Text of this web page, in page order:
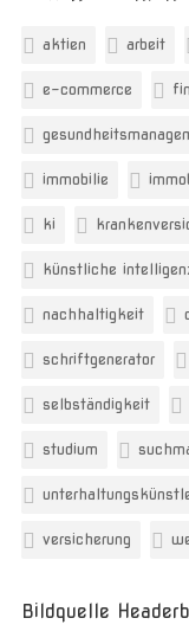
aktien arbeit
e-commerce
immobilie
ki
künstliche
nachhaltigkeit
schriftgenerator
selbständigkeit
studium
versicherung
Bildquelle